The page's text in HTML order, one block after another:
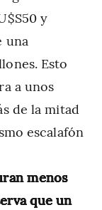
y
una
Esto
a unos
de la mitad
escalafón
menos
que un